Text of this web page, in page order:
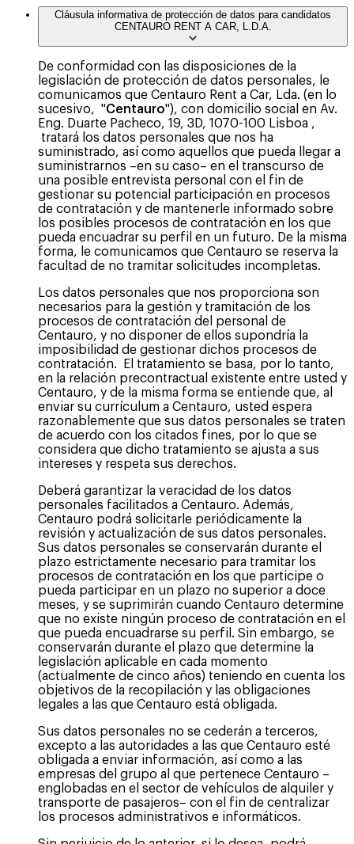
Cláusula informativa de protección de datos para candidatos
CENTAURO RENT A CAR, L.D.A.
De conformidad con las disposiciones de la
legislación de protección de datos personales, le
comunicamos que Centauro Rent a Car, Lda. (en lo
sucesivo, "Centauro"), con domicilio social en Av.
Eng. Duarte Pacheco, 19, 3D, 1070-100 Lisboa ,
tratará los datos personales que nos ha
suministrado, así como aquellos que pueda llegar a
suministrarnos –en su caso– en el transcurso de
una posible entrevista personal con el fin de
gestionar su potencial participación en procesos
de contratación y de mantenerle informado sobre
los posibles procesos de contratación en los que
pueda encuadrar su perfil en un futuro. De la misma
forma, le comunicamos que Centauro se reserva la
facultad de no tramitar solicitudes incompletas.
Los datos personales que nos proporciona son
necesarios para la gestión y tramitación de los
procesos de contratación del personal de
Centauro, y no disponer de ellos supondría la
imposibilidad de gestionar dichos procesos de
contratación. El tratamiento se basa, por lo tanto,
en la relación precontractual existente entre usted y
Centauro, y de la misma forma se entiende que, al
enviar su currículum a Centauro, usted espera
razonablemente que sus datos personales se traten
de acuerdo con los citados fines, por lo que se
considera que dicho tratamiento se ajusta a sus
intereses y respeta sus derechos.
Deberá garantizar la veracidad de los datos
personales facilitados a Centauro. Además,
Centauro podrá solicitarle periódicamente la
revisión y actualización de sus datos personales.
Sus datos personales se conservarán durante el
plazo estrictamente necesario para tramitar los
procesos de contratación en los que participe o
pueda participar en un plazo no superior a doce
meses, y se suprimirán cuando Centauro determine
que no existe ningún proceso de contratación en el
que pueda encuadrarse su perfil. Sin embargo, se
conservarán durante el plazo que determine la
legislación aplicable en cada momento
(actualmente de cinco años) teniendo en cuenta los
objetivos de la recopilación y las obligaciones
legales a las que Centauro está obligada.
Sus datos personales no se cederán a terceros,
excepto a las autoridades a las que Centauro esté
obligada a enviar información, así como a las
empresas del grupo al que pertenece Centauro –
englobadas en el sector de vehículos de alquiler y
transporte de pasajeros– con el fin de centralizar
los procesos administrativos e informáticos.